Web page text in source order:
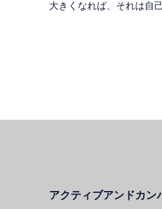
大きくなれば、それは自
アクティブアンドカン